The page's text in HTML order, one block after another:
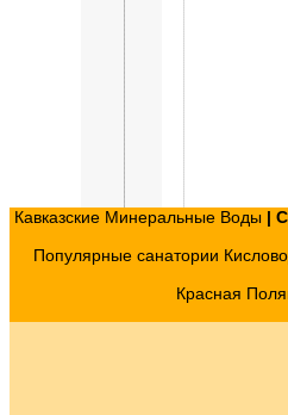
Кавказские Минеральные Воды |
Популярные санатории
Красная